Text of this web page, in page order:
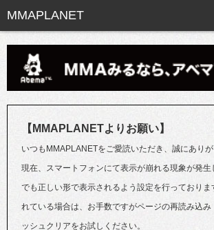
【MMAPLANETよりお願い】
いつもMMAPLANETをご愛読いただき、誠にありが
現在、スマートフォンにて表示が崩れる現象が発
でも正しい形で表示されるよう設定を行っておりま
れている場合は、お手数ですがページの再読み込み
ッシュクリアをお試しください。